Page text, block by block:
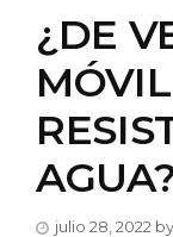
¿DE
julio 28, 2022